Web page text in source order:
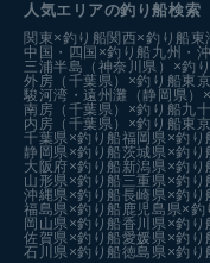
人気エリアの釣り船検索
関東×釣り船関西×釣り船 東
中国・四国×釣り船 九州・
三浦半島（神奈川県）×釣
外房（千葉県）×釣り船東
駿河湾・遠州灘（静岡県）
南房（千葉県）×釣り船九
内房（千葉県）×釣り船東
千葉県×釣り船福岡県×釣り
静岡県×釣り船茨城県×釣り
大阪府×釣り船 新潟県×釣り
山形県×釣り船 三重県×釣り
沖縄県×釣り船長崎県×釣り
福島県×釣り船 鹿児島県×釣
岡山県×釣り船香川県×釣り
佐賀県×釣り船愛媛県×釣り
石川県×釣り船徳島県×釣り